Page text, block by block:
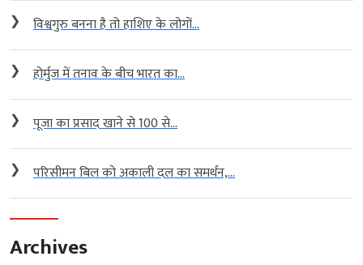
❯ विश्वगुरु बनना है तो हाशिए के लोगों...
❯ होर्मुज में तनाव के बीच भारत का...
❯ पूजा का प्रसाद खाने से 100 से...
❯ परिसीमन बिल को अकाली दल का समर्थन,...
Archives